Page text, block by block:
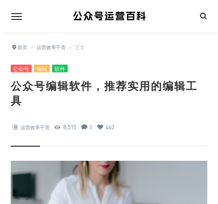
首页 › 运营效率干货 › 正文
公众号 编辑 软件
公众号编辑软件，推荐实用的编辑工
具
运营效率干货 8,515 0 462